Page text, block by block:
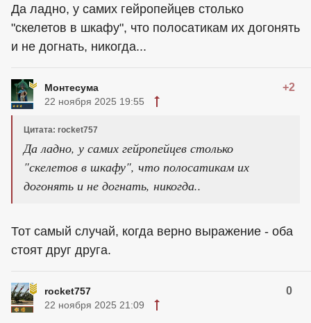
Да ладно, у самих гейропейцев столько
"скелетов в шкафу", что полосатикам их догонять
и не догнать, никогда...
Монтесума +2
22 ноября 2025 19:55
Цитата: rocket757
Да ладно, у самих гейропейцев столько
"скелетов в шкафу", что полосатикам их
догонять и не догнать, никогда..
Тот самый случай, когда верно выражение - оба
стоят друг друга.
rocket757 0
22 ноября 2025 21:09